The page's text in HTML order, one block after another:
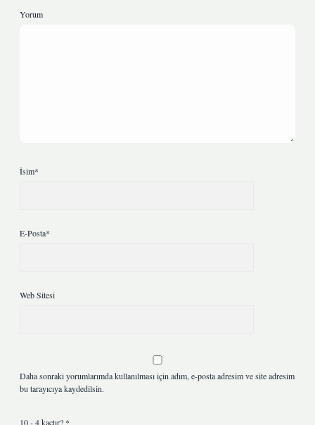
Yorum
İsim*
E-Posta*
Web Sitesi
Daha sonraki yorumlarımda kullanılması için adım, e-posta adresim ve site adresim
bu tarayıcıya kaydedilsin.
10 - 4 kaçtır? *